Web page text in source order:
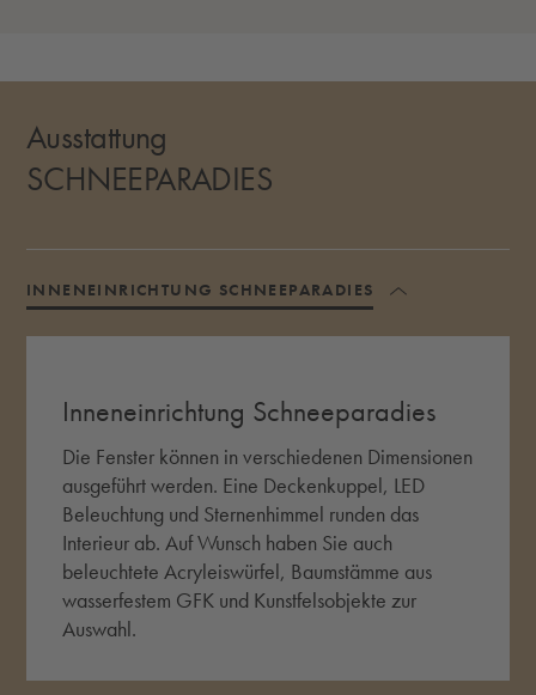
Ausstattung
SCHNEEPARADIES
INNENEINRICHTUNG SCHNEEPARADIES AKKORDEON
Inneneinrichtung Schneeparadies
Die Fenster können in verschiedenen Dimensionen
ausgeführt werden. Eine Deckenkuppel, LED
Beleuchtung und Sternenhimmel runden das
Interieur ab. Auf Wunsch haben Sie auch
beleuchtete Acryleiswürfel, Baumstämme aus
wasserfestem GFK und Kunstfelsobjekte zur
Auswahl.